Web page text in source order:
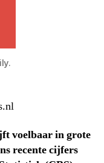
voelbaar in grote
recente cijfers